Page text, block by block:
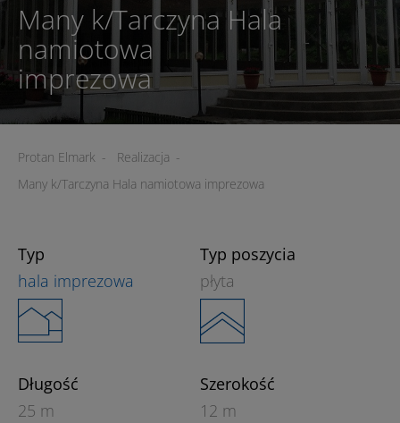
Many k/Tarczyna Hala
namiotowa
imprezowa
Protan Elmark - Realizacja -
Many k/Tarczyna Hala namiotowa imprezowa
Typ
hala imprezowa
Typ poszycia
płyta
Długość
25 m
Szerokość
12 m